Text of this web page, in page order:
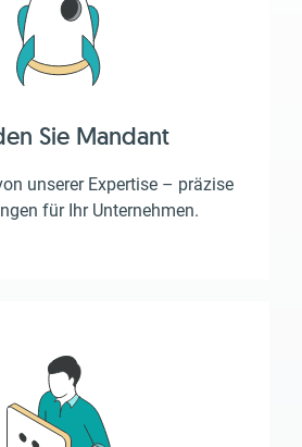
Sie Mandant
unserer Expertise – präzise
für Ihr Unternehmen.